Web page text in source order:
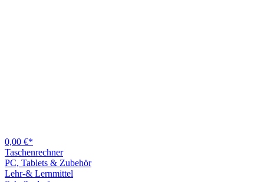
0,00 €*
Taschenrechner
PC, Tablets & Zubehör
Lehr-& Lernmittel